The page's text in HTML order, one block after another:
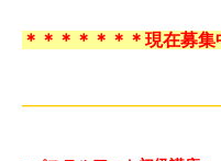
＊＊＊＊＊＊＊現在募